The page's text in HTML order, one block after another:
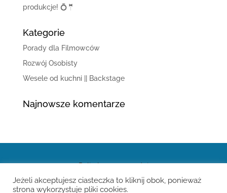
produkcje! 💍🤵
Kategorie
Porady dla Filmowców
Rozwój Osobisty
Wesele od kuchni || Backstage
Najnowsze komentarze
Polityka prywatności
Jeżeli akceptujesz ciasteczka to kliknij obok, ponieważ
strona wykorzystuje pliki cookies.